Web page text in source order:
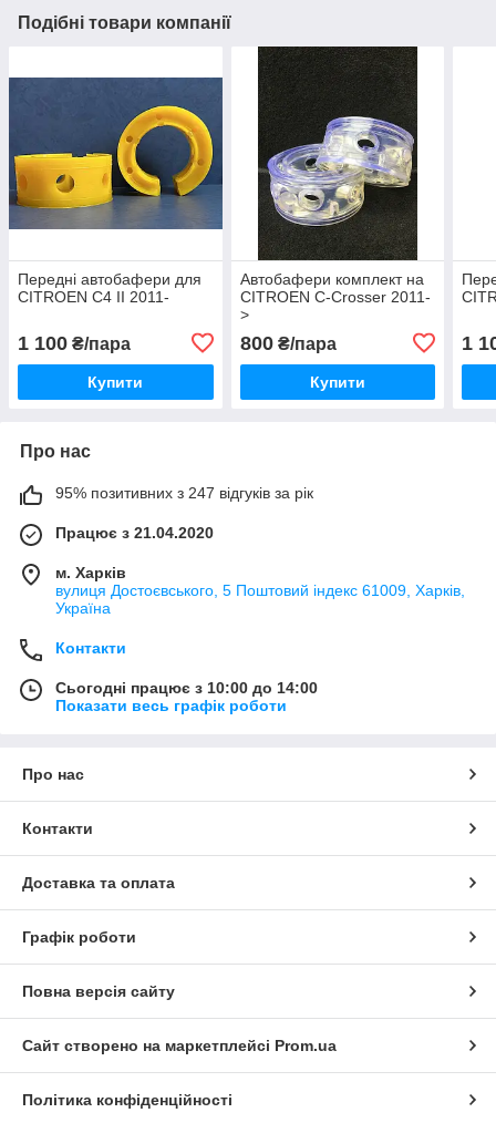
Подібні товари компанії
Передні автобафери для
CITROEN C4 II 2011-
1 100 ₴/пара
Купити
Автобафери комплект на
CITROEN C-Crosser 2011-
>
800₴/пара
Купити
1
Про нас
95% позитивних з 247 відгуків за рік
Працює з 21.04.2020
м. Харків
вулиця Достоєвського, 5 Поштовий індекс 61009, Харків,
Україна
Контакти
Сьогодні працює з 10:00 до 14:00
Показати весь графік роботи
Про нас
Контакти
Доставка та оплата
Графік роботи
Повна версія сайту
Сайт створено на маркетплейсі Prom.ua
Політика конфіденційності